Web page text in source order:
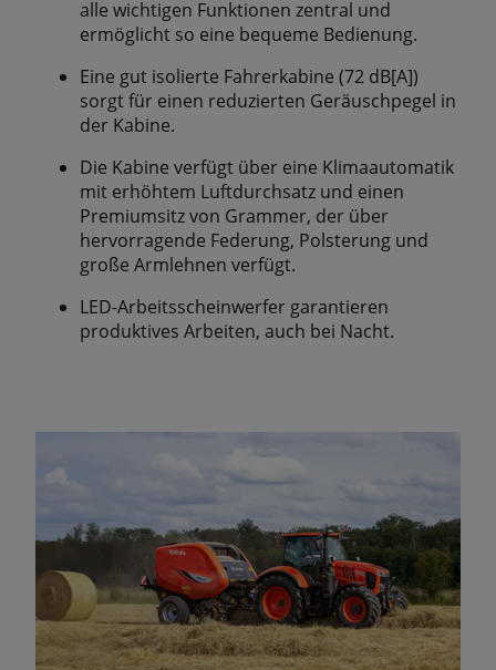
alle wichtigen Funktionen zentral und
ermöglicht so eine bequeme Bedienung.
Eine gut isolierte Fahrerkabine (72 dB[A])
sorgt für einen reduzierten Geräuschpegel in
der Kabine.
Die Kabine verfügt über eine Klimaautomatik
mit erhöhtem Luftdurchsatz und einen
Premiumsitz von Grammer, der über
hervorragende Federung, Polsterung und
große Armlehnen verfügt.
LED-Arbeitsscheinwerfer garantieren
produktives Arbeiten, auch bei Nacht.